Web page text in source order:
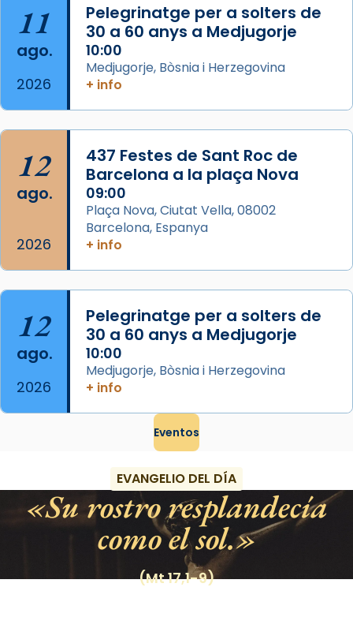
Patró de Galícia, després de les invasions
musulmanes fou venerat com a patró dels
Regnes castellans i més tard de tota
Espanya.
View on Facebook · Share
11
ago.
2026
Pelegrinatge per a solters de
30 a 60 anys a Medjugorje
10:00
Medjugorje, Bòsnia i Herzegovina
+ info
12
ago.
2026
437 Festes de Sant Roc de
Barcelona a la plaça Nova
09:00
Plaça Nova, Ciutat Vella, 08002
Barcelona, Espanya
+ info
12
ago.
2026
Pelegrinatge per a solters de
30 a 60 anys a Medjugorje
10:00
Medjugorje, Bòsnia i Herzegovina
+ info
Eventos
EVANGELIO DEL DÍA
Su rostro resplandecía
como el sol.
(Mt 17,1-9)